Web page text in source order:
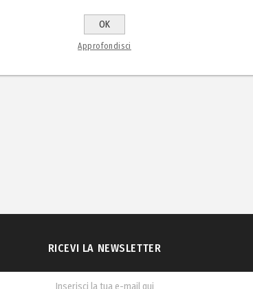
RICEVI LA NEWSLETTER
OK
Approfondisci